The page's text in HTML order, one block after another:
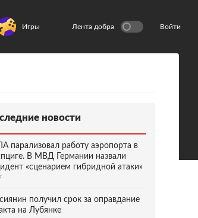
Игры Лента добра Войти
новости
парализовал работу аэропорта в
В МВД Германии назвали
«сценарием гибридной атаки»
получил срок за оправдание
на Лубянке